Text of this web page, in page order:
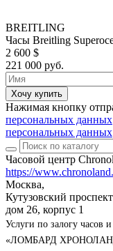
BREITLING
Часы Breitling
2 600 $
221 000 руб.
Хочу купить
Нажимая кнопку
персональных данных
персональных данных
Часовой центр
https://
Москва,
Кутузовский проспект
дом 26, корпус 1
Услуги по залогу часов
«ЛОМБАРД